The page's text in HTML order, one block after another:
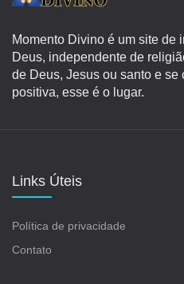
Momento Divino é um site de
Deus, independente de
de Deus, Jesus ou santo e se
positiva, esse é o lugar.
Links Úteis
Política de privacidade
Contato